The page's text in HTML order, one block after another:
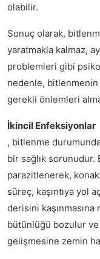
olabilir.
Sonuç olarak,
yaratmakla kalmaz,
problemleri gibi
nedenle,
gerekli önlemleri
İkincil Enfeksiyonlar
, bitlenme
bir sağlık sorunudur.
parazitlenerek,
süreç, kaşıntıya yol
derisini kaşınmasına
bütünlüğü bozulur
gelişmesine zemin